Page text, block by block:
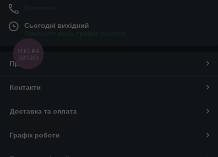
Сьогодні вихідний
Про нас
Контакти
Доставка та оплата
Графік роботи
КНОПКА
ЗВ'ЯЗКУ